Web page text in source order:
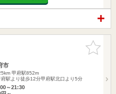
お気に入
りに追加
市
甲府駅852m
駅より徒歩12分甲府駅北口より5分
～21:30